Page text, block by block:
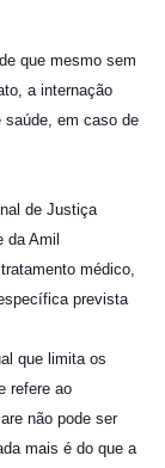
que mesmo sem
a internação
saúde, em caso de
de Justiça
Amil
médico,
prevista
que limita os
refere ao
não pode ser
mais é do que a